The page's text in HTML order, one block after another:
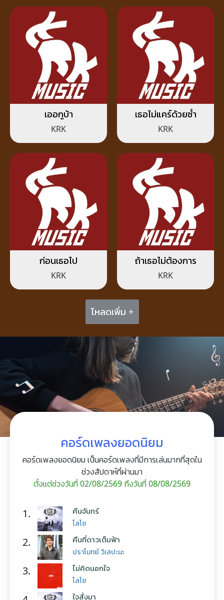
เออกูบ้า
KRK
เธอไม่แคร์ด้วยซ้ำ
KRK
ก่อนเธอไป
KRK
ถ้าเธอไม่ต้องการ
KRK
โหลดเพิ่ม +
คอร์ดเพลงยอดนิยม
คอร์ดเพลงยอดนิยม เป็นคอร์ดเพลงที่มีการเล่นมากที่สุดใน
ช่วงสัปดาห์ที่ผ่านมา
ตั้งแต่ช่วงวันที่ 02/08/2569 ถึงวันที่ 08/08/2569
1. คืนจันทร์
โลโซ
2. คืนที่ดาวเต็มฟ้า
ปราโมทย์ วิเลปะนะ
3. ไม่คิดนอกใจ
โลโซ
ใจสั่งมา